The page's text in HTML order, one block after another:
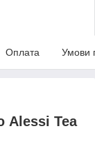
Оплата Умови
Alessi Tea